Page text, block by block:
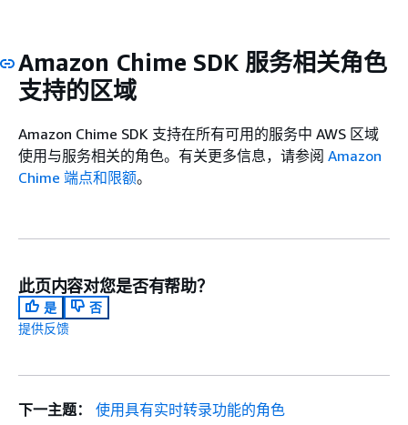
Amazon Chime SDK 服务相关角色
支持的区域
Amazon Chime SDK 支持在所有可用的服务中 AWS 区域
使用与服务相关的角色。有关更多信息，请参阅 Amazon
Chime 端点和限额。
此页内容对您是否有帮助？
是
否
提供反馈
下一主题：
使用具有实时转录功能的角色